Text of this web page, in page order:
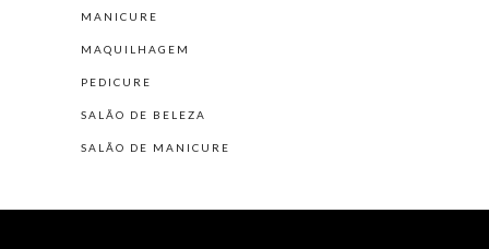
MANICURE
MAQUILHAGEM
PEDICURE
SALÃO DE BELEZA
SALÃO DE MANICURE